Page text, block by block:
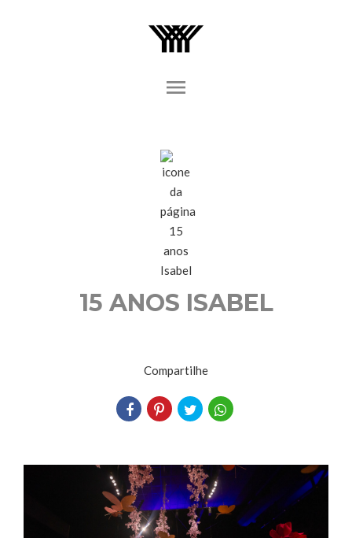
menu
15 ANOS ISABEL
Compartilhe